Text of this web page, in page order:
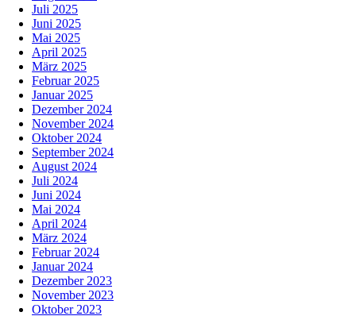
Juli 2025
Juni 2025
Mai 2025
April 2025
März 2025
Februar 2025
Januar 2025
Dezember 2024
November 2024
Oktober 2024
September 2024
August 2024
Juli 2024
Juni 2024
Mai 2024
April 2024
März 2024
Februar 2024
Januar 2024
Dezember 2023
November 2023
Oktober 2023